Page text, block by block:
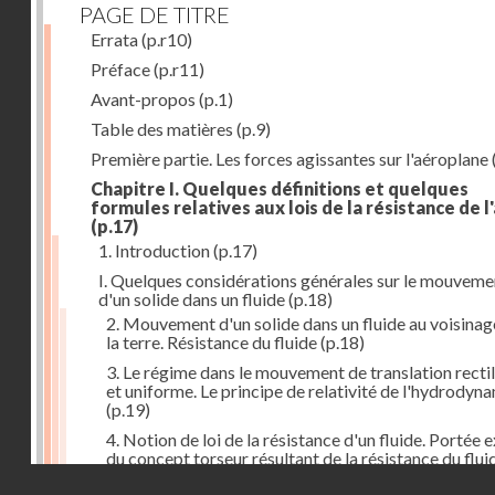
PAGE DE TITRE
Errata(p.r10)
Préface(p.r11)
Avant-propos (p.1)
Table des matières (p.9)
Première partie. Les forces agissantes sur l'aéroplane
Chapitre I. Quelques définitions et quelques
formules relatives aux lois de la résistance de
(p.17)
1. Introduction(p.17)
I. Quelques considérations générales sur le
d'un solide dans un fluide(p.18)
2. Mouvement d'un solide dans un fluide au
la terre. Résistance du fluide(p.18)
3. Le régime dans le mouvement de translation
et uniforme. Le principe de relativité de
(p.19)
4. Notion de loi de la résistance d'un fluide. Portée
du concept torseur résultant de la résistance du